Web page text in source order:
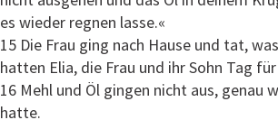
es wieder regnen lasse.«
15 Die Frau ging nach Hause und tat,
hatten Elia, die Frau und ihr Sohn Tag
16 Mehl und Öl gingen nicht aus, genau
hatte.